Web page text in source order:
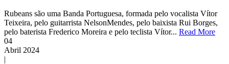
Rubeans são uma Banda Portuguesa, formada pelo vocalista Vítor
Teixeira, pelo guitarrista NelsonMendes, pelo baixista Rui Borges,
pelo baterista Frederico Moreira e pelo teclista Vítor... Read More
04
Abril 2024
|